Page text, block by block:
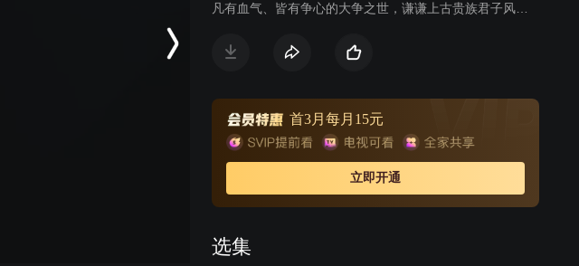
凡有血气、皆有争心的大争之世，谦谦上古贵族君子风的
登场。时为西北边陲蕞尔小国的秦国饱受六国摧残挞伐，
喘，发誓变法崛起。秦孝公渠梁广招天下贤能之士，天不
亡秦，在魏国并不得志的商鞅辗转来到秦国，并凭借一身
才学和对天下局势的清醒认识而得到秦孝公重用。商鞅在
秦国掀起了影响深远且饱受争议的变法，一代强秦由此崛
起。
首3月每月15元
立即开通
选集